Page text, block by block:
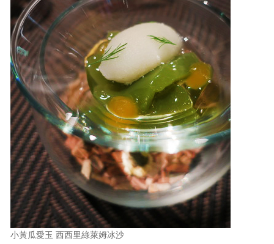
小黃瓜愛玉 西西里綠萊姆冰沙